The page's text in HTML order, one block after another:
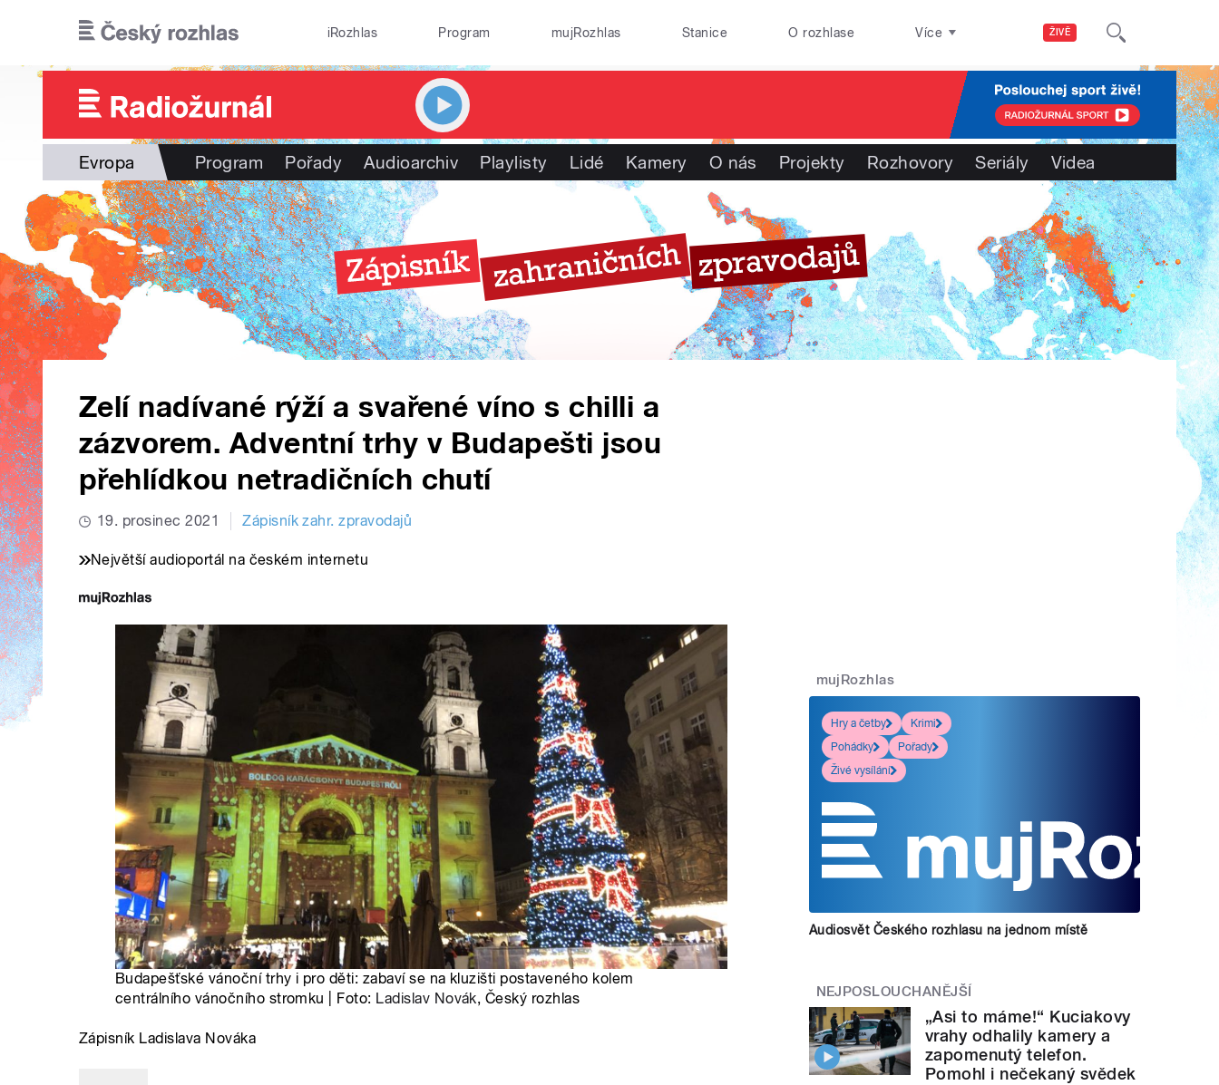
ŽIVĚ
iRozhlas Program mujRozhlas Stanice O rozhlase Více
Evropa Program Pořady Audioarchiv Playlisty Lidé Kamery O nás Projekty Rozhovory Seriály Videa
Zelí nadívané rýží a svařené víno s chilli a
zázvorem. Adventní trhy v Budapešti jsou
přehlídkou netradičních chutí
19. prosinec 2021 Zápisník zahr. zpravodajů
Největší audioportál na českém internetu
Budapešťské vánoční trhy i pro děti: zabaví se na kluzišti postaveného kolem
centrálního vánočního stromku | Foto: Ladislav Novák, Český rozhlas
Zápisník Ladislava Nováka
mujRozhlas
Hry a četby
Krimi
Pohádky
Pořady
Živé vysílání
Audiosvět Českého rozhlasu na jednom místě
NEJPOSLOUCHANĚJŠÍ
„Asi to máme!“ Kuciakovy
vrahy odhalily kamery a
zapomenutý telefon.
Pomohl i nečekaný svědek